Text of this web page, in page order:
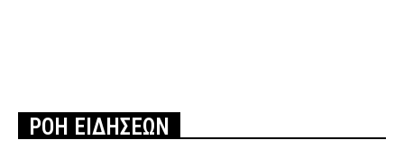
ΡΟΗ ΕΙΔΗΣΕΩΝ